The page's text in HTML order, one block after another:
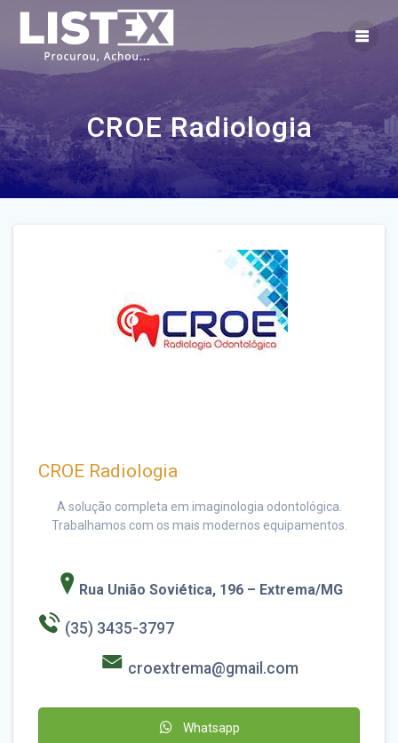
content
CROE Radiologia
CROE Radiologia
A solução completa em imaginologia odontológica.
Trabalhamos com os mais modernos equipamentos.
Rua União Soviética, 196 – Extrema/MG
(35) 3435-3797
croextrema@gmail.com
Whatsapp